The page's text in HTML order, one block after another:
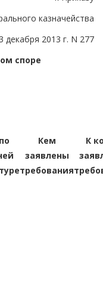
казначейства
декабря 2013 г. N 277
споре
Кем
заявлены
требования
К